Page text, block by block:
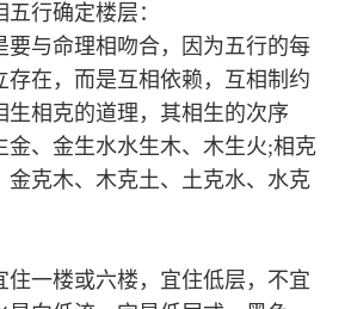
行确定楼层：
要与命理相吻合，因为五行的每
存在，而是互相依赖，互相制约
生相克的道理，其相生的次序
金、金生水水生木、木生火;相克
金克木、木克土、土克水、水克
住一楼或六楼，宜住低层，不宜